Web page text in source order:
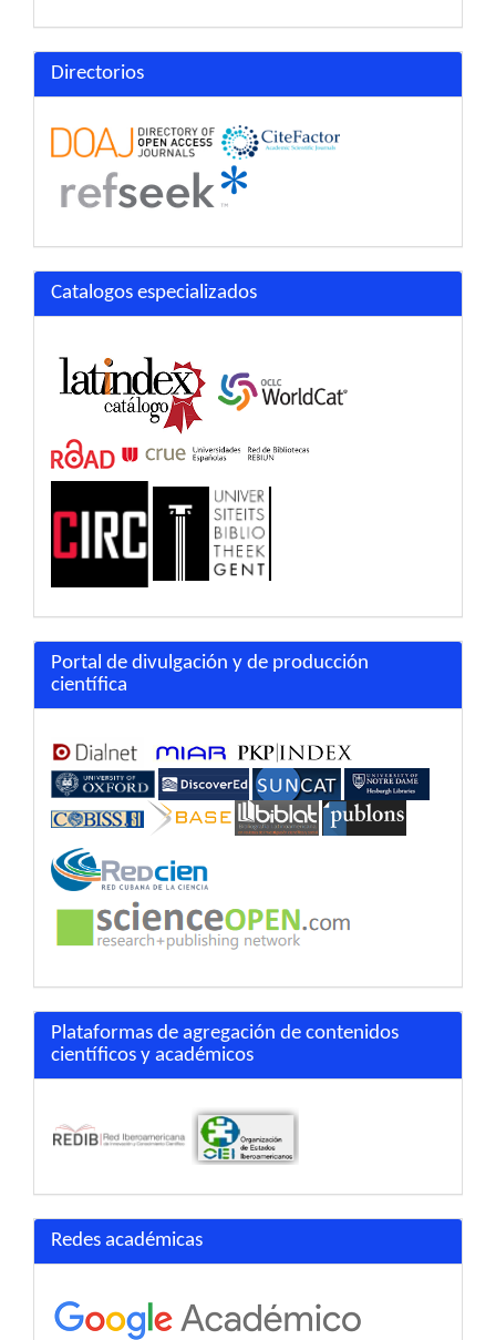
Directorios
Catalogos especializados
Portal de divulgación y de producción
científica
Plataformas de agregación de contenidos
científicos y académicos
Redes académicas